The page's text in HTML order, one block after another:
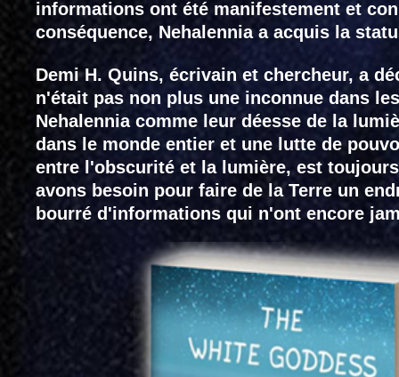
informations ont été manifestement et
conséquence, Nehalennia a acquis la
Demi H. Quins, écrivain et chercheur, a
n'était pas non plus une inconnue dans
Nehalennia comme leur déesse de la
dans le monde entier et une lutte de
entre l'obscurité et la lumière, est
avons besoin pour faire de la Terre un
bourré d'informations qui n'ont encore